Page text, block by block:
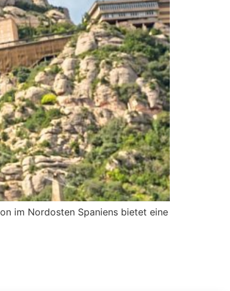
im Nordosten Spaniens bietet eine